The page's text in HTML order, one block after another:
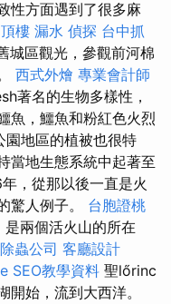
性方面遇到了很多麻
頂樓 漏水 偵探 台中抓
城區觀光，參觀前河棉
西式外燴 專業會計師
著名的生物多樣性，
魚，鱷魚和粉紅色火烈
園地區的植被也很特
當地生態系統中起著至
，從那以後一直是火
驚人例子。 台胞證桃
兩個活火山的所在
除蟲公司 客廳設計
SEO教學資料 聖lőrinc
始，流到大西洋。